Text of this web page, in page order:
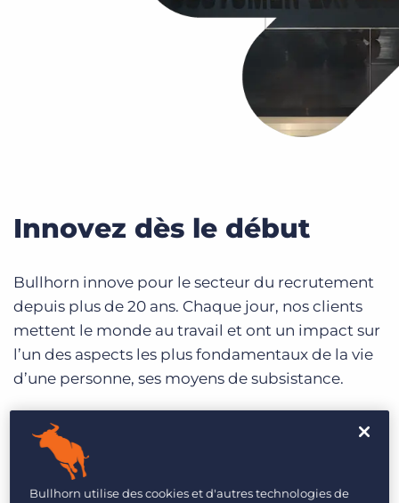
Innovez dès le début
Bullhorn innove pour le secteur du recrutement
depuis plus de 20 ans. Chaque jour, nos clients
mettent le monde au travail et ont un impact sur
l’un des aspects les plus fondamentaux de la vie
d’une personne, ses moyens de subsistance.
Notre mission est de créer une expérience
exceptionnelle pour nos clients et faire en sorte
qu’à leur tour, ils créent une extraordinaire
Bullhorn utilise des cookies et d'autres technologies de